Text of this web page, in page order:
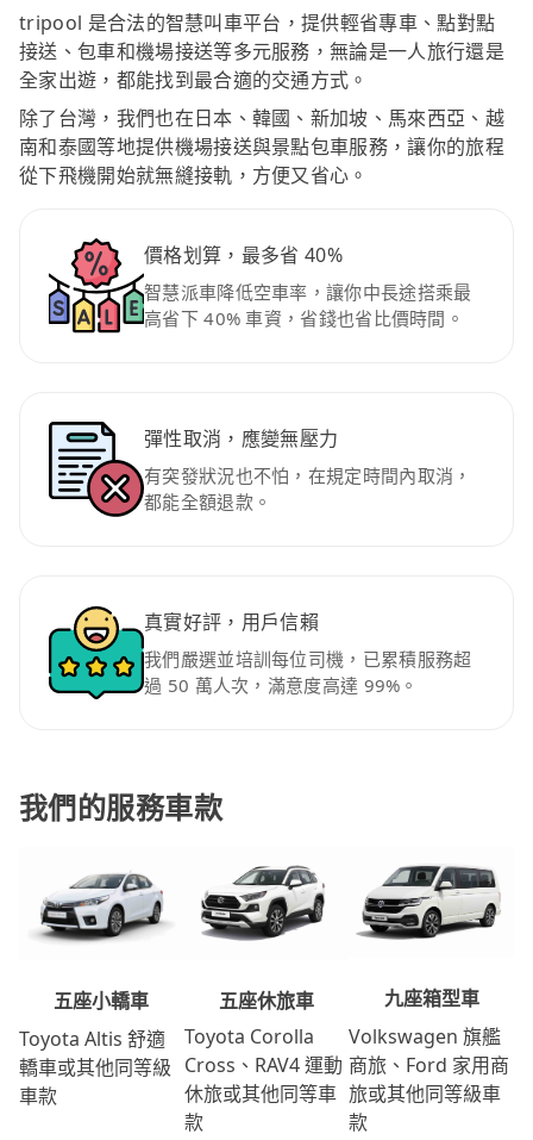
tripool 是合法的智慧叫車平台，提供輕省專車、點對點
接送、包車和機場接送等多元服務，無論是一人旅行還是
全家出遊，都能找到最合適的交通方式。
除了台灣，我們也在日本、韓國、新加坡、馬來西亞、越
南和泰國等地提供機場接送與景點包車服務，讓你的旅程
從下飛機開始就無縫接軌，方便又省心。
價格划算，最多省 40%
智慧派車降低空車率，讓你中長途搭乘最
高省下 40% 車資，省錢也省比價時間。
彈性取消，應變無壓力
有突發狀況也不怕，在規定時間內取消，
都能全額退款。
真實好評，用戶信賴
我們嚴選並培訓每位司機，已累積服務超
過 50 萬人次，滿意度高達 99%。
我們的服務車款
五座小轎車
Toyota Altis 舒適
轎車或其他同等級
車款
五座休旅車
Toyota Corolla
Cross、RAV4 運動
休旅或其他同等車
款
九座箱型車
Volkswagen 旗艦
商旅、Ford 家用商
旅或其他同等級車
款